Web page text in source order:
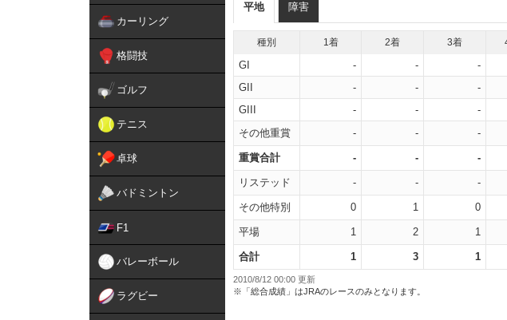
カーリング
格闘技
ゴルフ
テニス
卓球
バドミントン
F1
バレーボール
ラグビー
平地 障害
種別 1着 2着 3着
GI - - -
GII
- - -
GIII
- - -
その他重賞
- - -
重賞合計 - - -
リステッド - - -
その他特別 0 1 0
平場 1 2 1
合計 1 3 1
2010/8/12 00:00 更新
※「総合成績」はJRAのレースのみとなります。